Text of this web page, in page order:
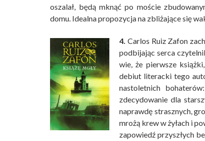
oszalał, będą mknąć po moście
domu. Idealna propozycja na zbliżające się
4. Carlos Ruiz Zafon
podbijając serca
wie, że pierwsze
debiut literacki tego
nastoletnich
zdecydowanie dla
naprawdę strasznych,
mrożą krew w żyłach i
zapowiedź przyszłych